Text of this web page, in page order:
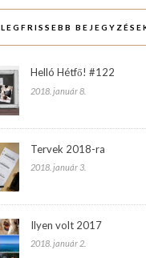
LEGFRISSEBB
Helló Hétfő! #122
2018. január 8.
Tervek 2018-ra
2018. január 3.
Ilyen volt 2017
2018. január 2.